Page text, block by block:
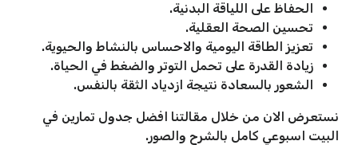
الحفاظ على اللياقة البدنية.
تحسين الصحة العقلية.
تعزيز الطاقة اليومية والاحساس بالنشاط والحيوية.
زيادة القدرة على تحمل التوتر والضغط في الحياة.
الشعور بالسعادة نتيجة ازدياد الثقة بالنفس.
نستعرض الان من خلال مقالتنا افضل جدول تمارين في
البيت اسبوعي كامل بالشرح والصور.